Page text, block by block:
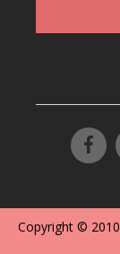
Copyright ©